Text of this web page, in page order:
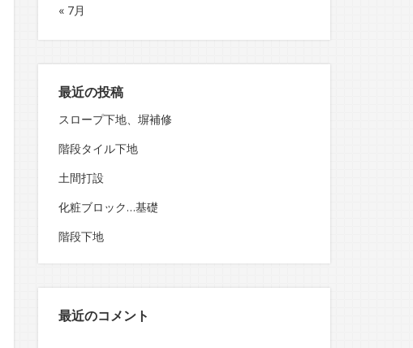
« 7月
最近の投稿
スロープ下地、塀補修
階段タイル下地
土間打設
化粧ブロック…基礎
階段下地
最近のコメント